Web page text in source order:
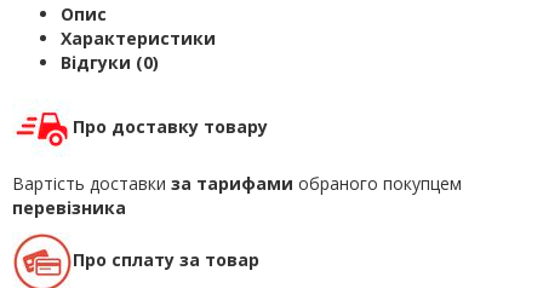
Опис
Характеристики
Відгуки (0)
Про доставку товару
Вартість доставки за тарифами обраного покупцем
перевізника
Про сплату за товар